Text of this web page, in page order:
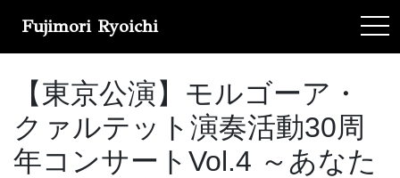
Fujimori Ryoichi
【東京公演】モルゴーア・
クァルテット演奏活動30周
年コンサートVol.4 ～あなた